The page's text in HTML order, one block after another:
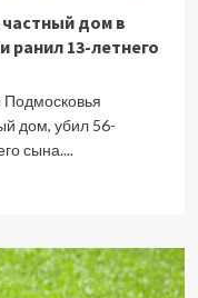
дом в
ранил 13-летнего
дом, убил 56-
сына....